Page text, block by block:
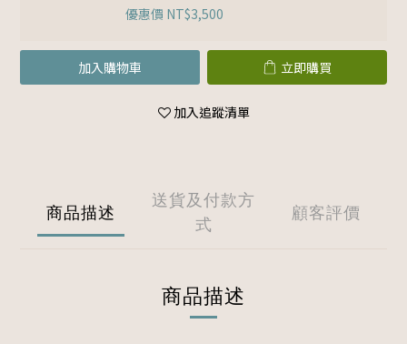
優惠價 NT$3,500
加入購物車 立即購買
加入追蹤清單
商品描述
送貨及付款方
式
顧客評價
商品描述